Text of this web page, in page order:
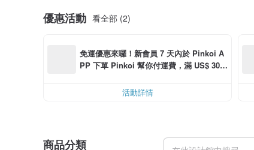
優惠活動 看全部 (2)
免運優惠來囉！新會員 7 天內於 Pinkoi A
PP 下單 Pinkoi 幫你付運費，滿 US$ 30.0
活動詳情
商品分類